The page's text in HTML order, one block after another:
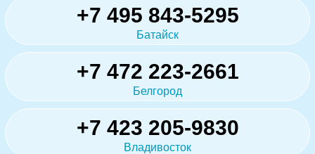
+7 495 843-5295
Батайск
+7 472 223-2661
Белгород
+7 423 205-9830
Владивосток